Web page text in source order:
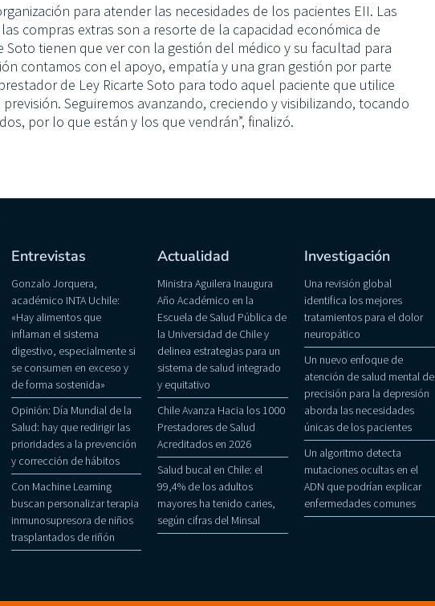
para atender las necesidades de los pacientes EII. Las
compras extras son a resorte de la capacidad económica de
Soto tienen que ver con la gestión del médico y su facultad para
contamos con el apoyo, empatía y una gran gestión por parte
de Ley Ricarte Soto para todo aquel paciente que utilice
Seguiremos avanzando, creciendo y visibilizando, tocando
por lo que están y los que vendrán”, finalizó.
Entrevistas
Gonzalo Jorquera,
académico INTA Uchile:
«Hay alimentos que
inflaman el sistema
digestivo, especialmente si
se consumen en exceso y
de forma sostenida»
Opinión: Día Mundial de la
Salud: hay que redirigir las
prioridades a la prevención
y corrección de hábitos
Con Machine Learning
buscan personalizar terapia
inmunosupresora de niños
trasplantados de riñón
Actualidad
Ministra Aguilera Inaugura
Año Académico en la
Escuela de Salud Pública de
la Universidad de Chile y
delinea estrategias para un
sistema de salud integrado
y equitativo
Chile Avanza Hacia los 1000
Prestadores de Salud
Acreditados en 2026
Salud bucal en Chile: el
99,4% de los adultos
mayores ha tenido caries,
según cifras del Minsal
Investigación
Una revisión global
identifica los mejores
tratamientos para el dolor
neuropático
Un nuevo enfoque de
atención de salud mental de
precisión para la depresión
aborda las necesidades
únicas de los pacientes
Un algoritmo detecta
mutaciones ocultas en el
ADN que podrían explicar
enfermedades comunes